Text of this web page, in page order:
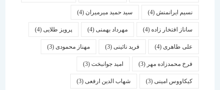
نسیم ایرانمنش(4) سید حمید میرمیران(4)
ساناز افتخار زاده(4) مهرداد بهمنی (4) پرویز طلایی(4)
علی طاهری(4) فرید نائینی(3) مهناز محمودی(3)
فرخ محمدزاده مهر(3) امید جوانبخت(3)
کیکاووس امینی(3) شهاب الدین ارفعی(3)